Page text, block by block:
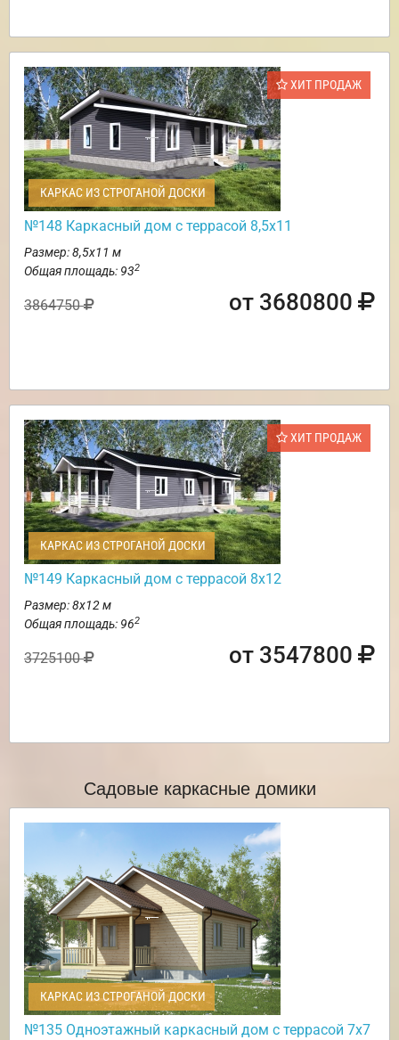
ХИТ ПРОДАЖ
КАРКАС ИЗ СТРОГАНОЙ ДОСКИ
№148 Каркасный дом с террасой 8,5х11
Размер: 8,5х11 м
Общая площадь: 932
3864750 от 3680800
ХИТ ПРОДАЖ
КАРКАС ИЗ СТРОГАНОЙ ДОСКИ
№149 Каркасный дом с террасой 8х12
Размер: 8х12 м
Общая площадь: 962
3725100 от 3547800
Садовые каркасные домики
КАРКАС ИЗ СТРОГАНОЙ ДОСКИ
№135 Одноэтажный каркасный дом с террасой 7х7